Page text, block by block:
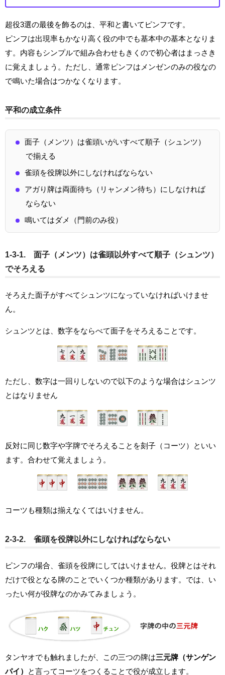
超役3選の最後を飾るのは、平和と書いてピンフです。
ピンフは出現率もかなり高く役の中でも基本中の基本となりま
す。内容もシンプルで組み合わせもきくので初心者はまっさき
に覚えましょう。ただし、通常ピンフはメンゼンのみの役なの
で鳴いた場合はつかなくなります。
平和の成立条件
面子（メンツ）は雀頭いがいすべて順子（シュンツ）
で揃える
雀頭を役牌以外にしなければならない
アガり牌は両面待ち（リャンメン待ち）にしなければ
ならない
鳴いてはダメ（門前のみ役）
1-3-1. 面子（メンツ）は雀頭以外すべて順子（シュンツ）
でそろえる
そろえた面子がすべてシュンツになっていなければいけませ
ん。
シュンツとは、数字をならべて面子をそろえることです。
ただし、数字は一回りしないので以下のような場合はシュンツ
とはなりません
反対に同じ数字や字牌でそろえることを刻子（コーツ）といい
ます。合わせて覚えましょう。
コーツも種類は揃えなくてはいけません。
2-3-2. 雀頭を役牌以外にしなければならない
ピンフの場合、雀頭を役牌にしてはいけません。役牌とはそれ
だけで役となる牌のことでいくつか種類があります。では、い
ったい何が役牌なのかみてみましょう。
タンヤオでも触れましたが、この三つの牌は三元牌（サンゲン
パイ）
と言ってコーツをつくることで役が成立します。